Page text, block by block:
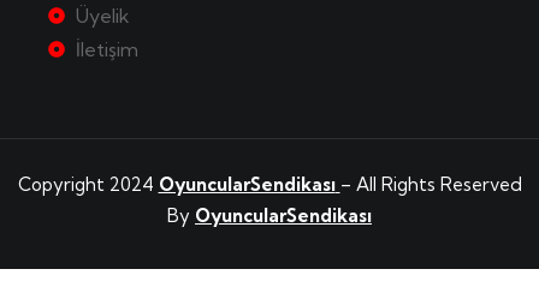
Üyelik
İletişim
Copyright 2024 OyuncularSendikası – All Rights Reserved
By OyuncularSendikası